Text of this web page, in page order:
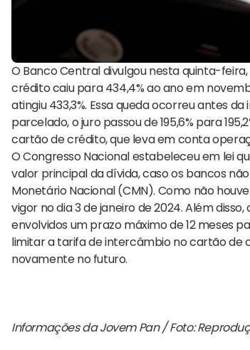
O Banco Central divulgou nesta quinta-
crédito caiu para 434,4% ao ano em
atingiu 433,3%. Essa queda ocorreu antes
parcelado, o juro passou de 195,6% para
cartão de crédito, que leva em conta
O Congresso Nacional estabeleceu em lei
valor principal da dívida, caso os bancos
Monetário Nacional (CMN). Como não
vigor no dia 3 de janeiro de 2024. Além
envolvidos um prazo máximo de 12 meses
limitar a tarifa de intercâmbio no cartão de
novamente no futuro.
Informações da Jovem Pan / Foto: